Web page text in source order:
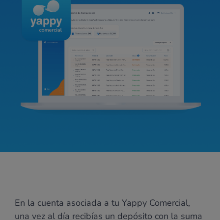
En la cuenta asociada a tu Yappy Comercial,
una vez al día recibías un depósito con la suma